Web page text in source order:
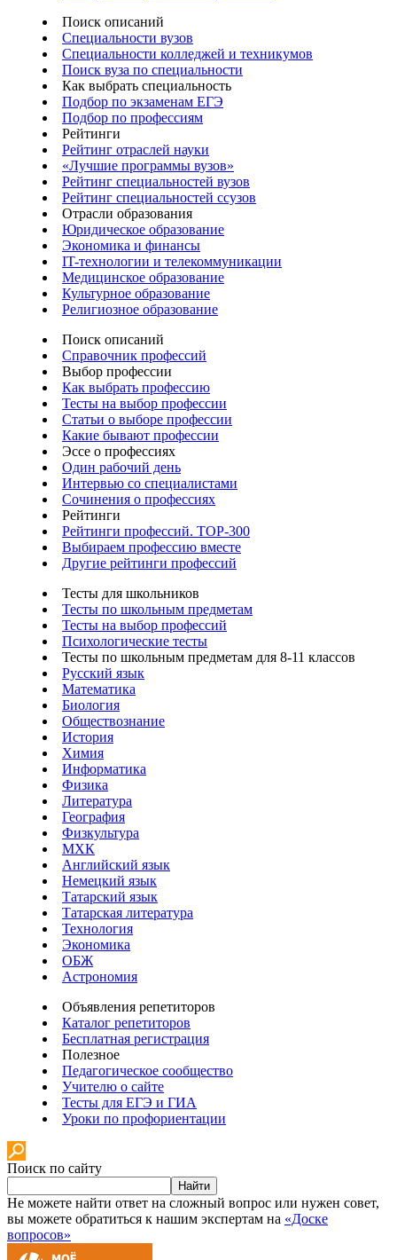
Поиск описаний
Специальности вузов
Специальности колледжей и техникумов
Поиск вуза по специальности
Как выбрать специальность
Подбор по экзаменам ЕГЭ
Подбор по профессиям
Рейтинги
Рейтинг отраслей науки
«Лучшие программы вузов»
Рейтинг специальностей вузов
Рейтинг специальностей ссузов
Отрасли образования
Юридическое образование
Экономика и финансы
IT-технологии и телекоммуникации
Медицинское образование
Культурное образование
Религиозное образование
Поиск описаний
Справочник профессий
Выбор профессии
Как выбрать профессию
Тесты на выбор профессии
Статьи о выборе профессии
Какие бывают профессии
Эссе о профессиях
Один рабочий день
Интервью со специалистами
Сочинения о профессиях
Рейтинги
Рейтинги профессий. TOP-300
Выбираем профессию вместе
Другие рейтинги профессий
Тесты для школьников
Тесты по школьным предметам
Тесты на выбор профессий
Психологические тесты
Тесты по школьным предметам для 8-11 классов
Русский язык
Математика
Биология
Обществознание
История
Химия
Информатика
Физика
Литература
География
Физкультура
МХК
Английский язык
Немецкий язык
Татарский язык
Татарская литература
Технология
Экономика
ОБЖ
Астрономия
Объявления репетиторов
Каталог репетиторов
Бесплатная регистрация
Полезное
Педагогическое сообщество
Учителю о сайте
Тесты для ЕГЭ и ГИА
Уроки по профориентации
Поиск по сайту
Найти
Не можете найти ответ на сложный вопрос или нужен совет,
вы можете обратиться к нашим экспертам на «Доске
вопросов»